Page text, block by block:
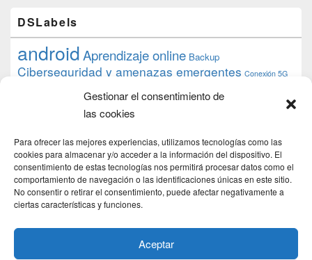
Gestionar el consentimiento de
las cookies
Para ofrecer las mejores experiencias, utilizamos tecnologías como las
cookies para almacenar y/o acceder a la información del dispositivo. El
consentimiento de estas tecnologías nos permitirá procesar datos como el
comportamiento de navegación o las identificaciones únicas en este sitio.
No consentir o retirar el consentimiento, puede afectar negativamente a
ciertas características y funciones.
Aceptar
DSLabels
androidAprendizaje online Backup
Ciberseguridad y amenazas emergentes Conexión 5G
datos debian desarrollo web
Formación Google
iphone
proyecto PS4 python Raspberryraspberrypi
raspbian review Servidor Web Sostenibilidad
tecnológicaTecnología torrent
transmissiontutorial ubuntu server Windows